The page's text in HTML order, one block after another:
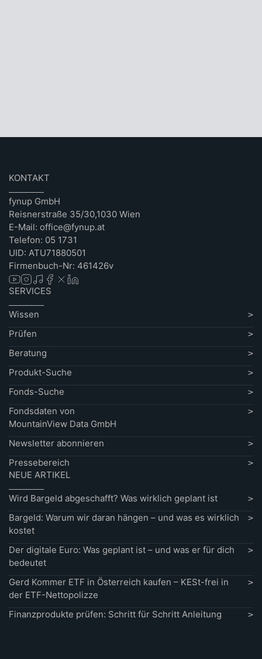
KONTAKT
fynup GmbH
Reisnerstraße 35/30,1030 Wien
E-Mail: office@fynup.at
Telefon: 05 1731
UID: ATU71880501
Firmenbuch-Nr: 461426v
SERVICES
Wissen
Prüfen
Beratung
Produkt-Suche
Fonds-Suche
Fondsdaten von
MountainView Data GmbH
Newsletter abonnieren
Pressebereich
NEUE ARTIKEL
Wird Bargeld abgeschafft? Was wirklich geplant ist
Bargeld: Warum wir daran hängen – und was es wirklich
kostet
Der digitale Euro: Was geplant ist – und was er für dich
bedeutet
Gerd Kommer ETF in Österreich kaufen – KESt-frei in
der ETF-Nettopolizze
Finanzprodukte prüfen: Schritt für Schritt Anleitung